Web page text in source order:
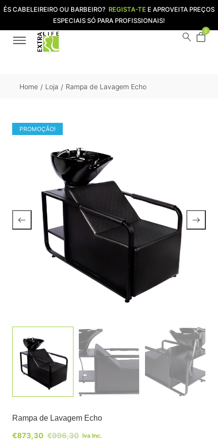
ÉS CABELEIREIRO OU BARBEIRO? REGISTA-TE E APROVEITA PREÇOS
ESPECIAIS SÓ PARA PROFISSIONAIS!
0
Home / Loja / Rampa de Lavagem Echo
PROMOÇÃO!
Rampa de Lavagem Echo
€996,30
€873,30 Iva Inc.